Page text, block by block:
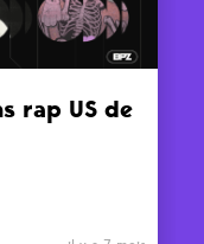
rap US de